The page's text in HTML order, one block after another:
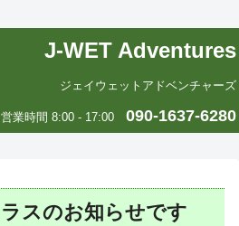
J-WET Adventures
ジェイウェットアドベンチャーズ
営業時間 8:00 - 17:00 090-1637-6280
スのお知らせです